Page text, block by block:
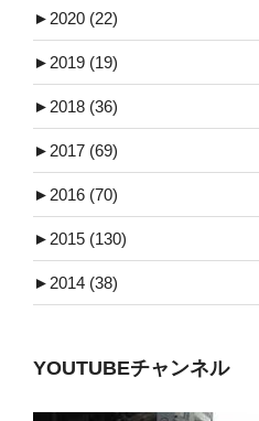
► 2020 (22)
► 2019 (19)
► 2018 (36)
► 2017 (69)
► 2016 (70)
► 2015 (130)
► 2014 (38)
YOUTUBEチャンネル